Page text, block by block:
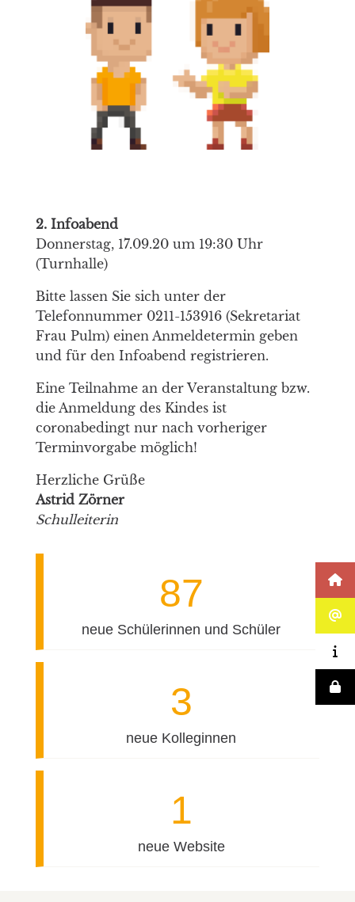
2. Infoabend
Donnerstag, 17.09.20 um 19:30 Uhr
(Turnhalle)
Bitte lassen Sie sich unter der
Telefonnummer 0211-153916 (Sekretariat
Frau Pulm) einen Anmeldetermin geben
und für den Infoabend registrieren.
Eine Teilnahme an der Veranstaltung bzw.
die Anmeldung des Kindes ist
coronabedingt nur nach vorheriger
Terminvorgabe möglich!
Herzliche Grüße
Astrid Zörner
Schulleiterin
87
neue Schülerinnen und Schüler
3
neue Kolleginnen
1
neue Website